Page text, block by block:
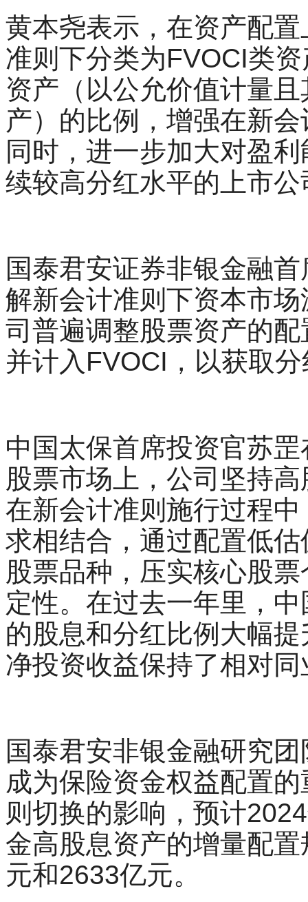
黄本尧表示，在资产配
准则下分类为FVOCI类
资产（以公允价值计量
产）的比例，增强在新
同时，进一步加大对盈
续较高分红水平的上市
国泰君安证券非银金融
解新会计准则下资本市
司普遍调整股票资产的
并计入FVOCI，以获取
中国太保首席投资官苏
股票市场上，公司坚持
在新会计准则施行过程
求相结合，通过配置低
股票品种，压实核心股
定性。在过去一年里，
的股息和分红比例大幅
净投资收益保持了相对
国泰君安非银金融研究
成为保险资金权益配置
则切换的影响，预计
金高股息资产的增量配
元和2633亿元。